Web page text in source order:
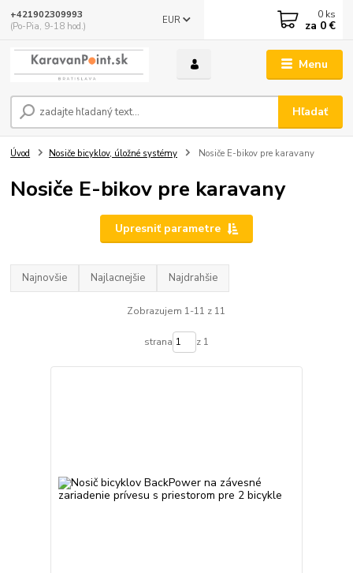
Menu
EUR
Hľadať
+421902309993
(Po-Pia, 9-18 hod.)
0 ks
za 0 €
Úvod Nosiče bicyklov, úložné systémy Nosiče E-bikov pre karavany
Nosiče E-bikov pre karavany
Upresniť parametre
Najnovšie Najlacnejšie Najdrahšie
Zobrazujem 1-11 z 11
strana z 1